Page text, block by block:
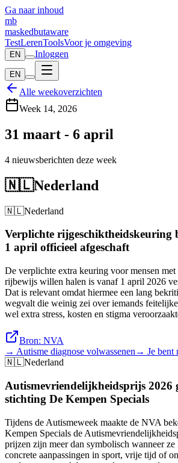
Ga naar inhoud
mb
maskedbutaware
TestLerenToolsVoor je omgeving
EN Inloggen
EN
Alle weekoverzichten
Week 14, 2026
31 maart - 6 april
4 nieuwsberichten deze week
🇳🇱Nederland
🇳🇱Nederland
Verplichte rijgeschiktheidskeuring
1 april officieel afgeschaft
De verplichte extra keuring voor mensen met
rijbewijs willen halen is vanaf 1 april 2026
Dat is relevant omdat hiermee een lang
wegvalt die weinig zei over iemands
wel extra stress, kosten en stigma
Bron: NVA
→ Autisme diagnose volwassenen → Je bent
🇳🇱Nederland
Autismevriendelijkheidsprijs 2026
stichting De Kempen Specials
Tijdens de Autismeweek maakte de NVA
Kempen Specials de
prijzen zijn meer dan symbolisch wanneer
concrete aanpassingen in sport, vrije tijd of